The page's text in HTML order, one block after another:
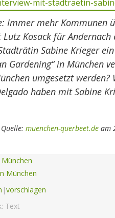
Immer mehr Kommunen
Kosack für
Sabine Krieger ein
Gardening“ in München
umgesetzt werden?
haben mit Sabine
Quelle: muenchen-querbeet.de am
München
|vorschlagen
Text